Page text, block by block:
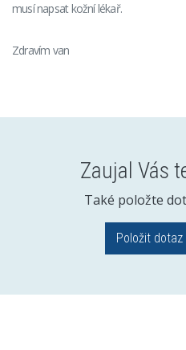
musí napsat kožní lékař.
Zdravím van
Zaujal Vás
Také položte
Položit